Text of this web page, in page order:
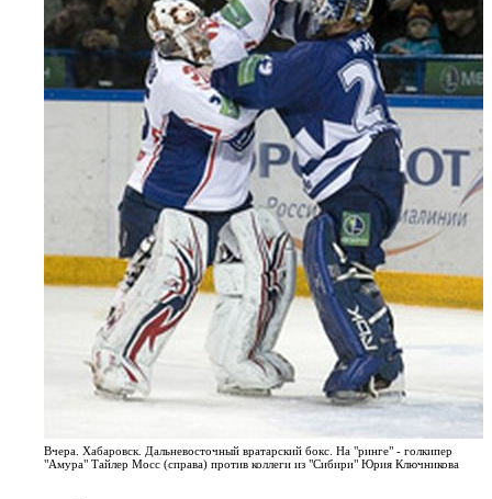
Вчера. Хабаровск. Дальневосточный вратарский бокс. На "ринге" - голкипер
"Амура" Тайлер Мосс (справа) против коллеги из "Сибири" Юрия Ключникова